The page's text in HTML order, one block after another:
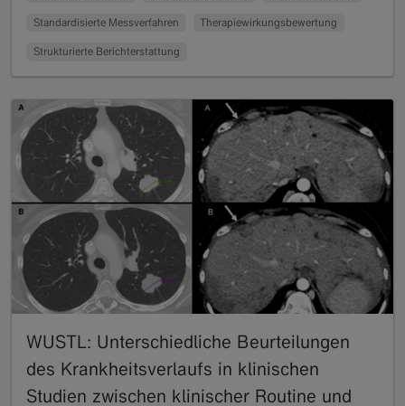
Standardisierte Messverfahren Therapiewirkungsbewertung
Strukturierte Berichterstattung
WUSTL: Unterschiedliche Beurteilungen
des Krankheitsverlaufs in klinischen
Studien zwischen klinischer Routine und